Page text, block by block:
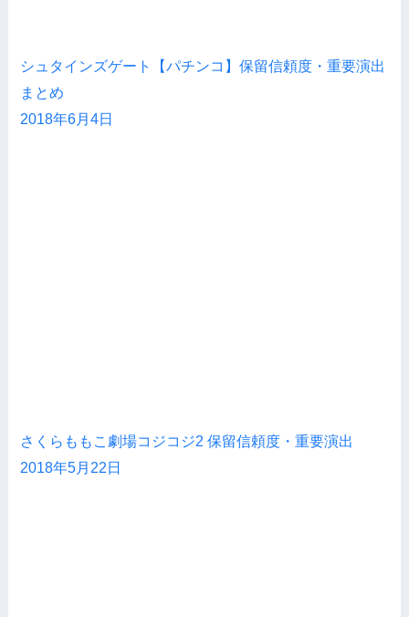
シュタインズゲート【パチンコ】保留信頼度・重要演出
まとめ
2018年6月4日
さくらももこ劇場コジコジ2 保留信頼度・重要演出
2018年5月22日